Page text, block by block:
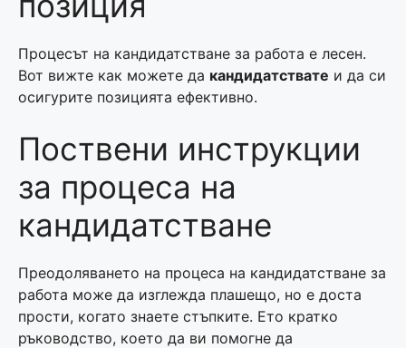
Процесът на кандидатстване за работа е лесен.
Вот вижте как можете да кандидатствате и да си
осигурите позицията ефективно.
Поствени инструкции
за процеса на
кандидатстване
Преодоляването на процеса на кандидатстване за
работа може да изглежда плашещо, но е доста
прости, когато знаете стъпките. Ето кратко
ръководство, което да ви помогне да